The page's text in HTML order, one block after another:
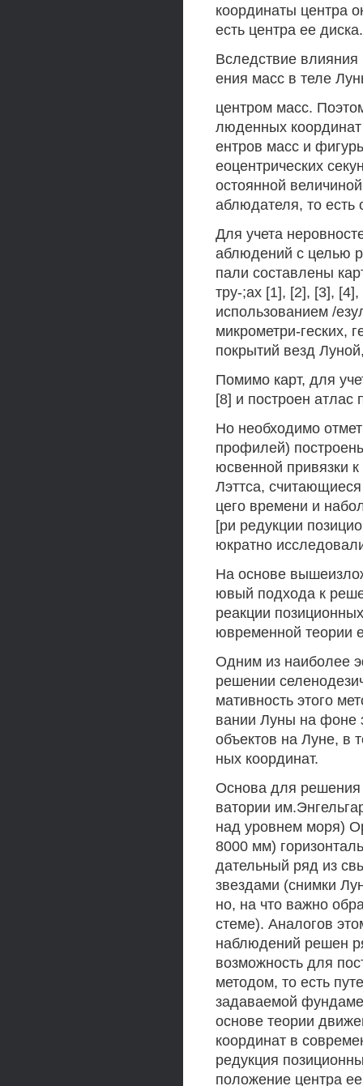
координаты центра
есть центра ее диска.
Вследствие
ения масс в теле
центром масс.
люденных
ентров масс и
еоцентрических
остоянной
аблюдателя, то есть
Для учета
аблюдений с целью
пали составлены
тру-;ах [1], [2], [3],
использованием /
микрометри-геских,
покрытий везд
Помимо карт, для
[8] и построен
Но необходимо
профилей)
юсвенной привязки
Лэттса,
цего времени и
[ри редукции
юкратно
На основе
ювый подхода к
реакции
ювременной теории
Одним из наиболее
решении
мативность этого
вании Луны на фоне
объектов на Луне, в
ных координат.
Основа для решения
ватории
над уровнем моря)
8000 мм)
дательный ряд из
звездами (снимки
но, на что важно
стеме). Аналогов
наблюдений решен
возможность для
методом, то есть
задаваемой
основе теории
координат в
редукция
положение центра